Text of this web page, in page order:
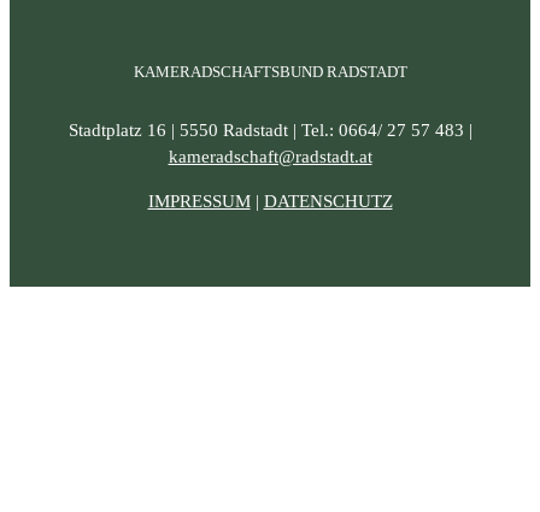
KAMERADSCHAFTSBUND RADSTADT
Stadtplatz 16 | 5550 Radstadt | Tel.: 0664/ 27 57 483 |
kameradschaft@radstadt.at
IMPRESSUM| DATENSCHUTZ